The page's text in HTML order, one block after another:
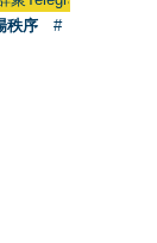
秩序
#